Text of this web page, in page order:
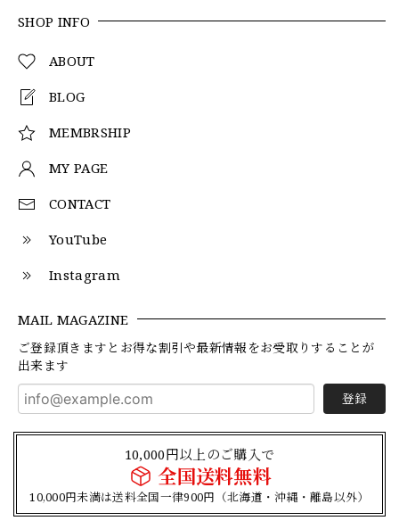
SHOP INFO
ABOUT
BLOG
MEMBRSHIP
MY PAGE
CONTACT
YouTube
Instagram
MAIL MAGAZINE
ご登録頂きますとお得な割引や最新情報をお受取りすることが
出来ます
登録
10,000円以上のご購入で
全国送料無料
10,000円未満は送料全国一律900円（北海道・沖縄・離島以外）